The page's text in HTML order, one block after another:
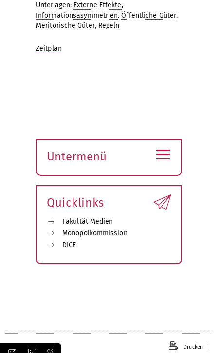
Unterlagen: Externe Effekte,
Informationsasymmetrien,Öffentliche Güter,
Meritorische Güter, Regeln
Zeitplan
Untermenü
öffnen
≡
Quicklinks
Fakultät Medien
Monopolkommission
DICE
Drucken